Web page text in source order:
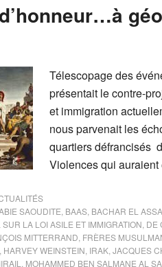
Télescopage des
présentait le contre-
et immigration
nous parvenait les
quartiers défrancisés
Violences qui
SAOUDITE BAAS BACHAR EL
LA LOI ASILE ET IMMIGRATION DE
MITTERRAND FRÈRES
HARVEY WEINSTEIN IRAK JACQUES
MOHAMMED BEN SALMANE AL